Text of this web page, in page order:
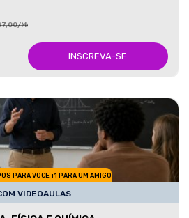
Mês
INSCREVA-SE
PARA VOCE +1 PARA UM AMIGO
VIDEOAULAS